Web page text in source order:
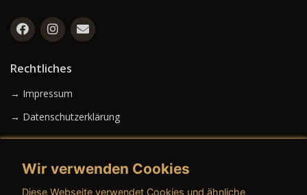
Rechtliches
→ Impressum
→ Datenschutzerklärung
Wir verwenden Cookies
Diese Webseite verwendet Cookies und ähnliche